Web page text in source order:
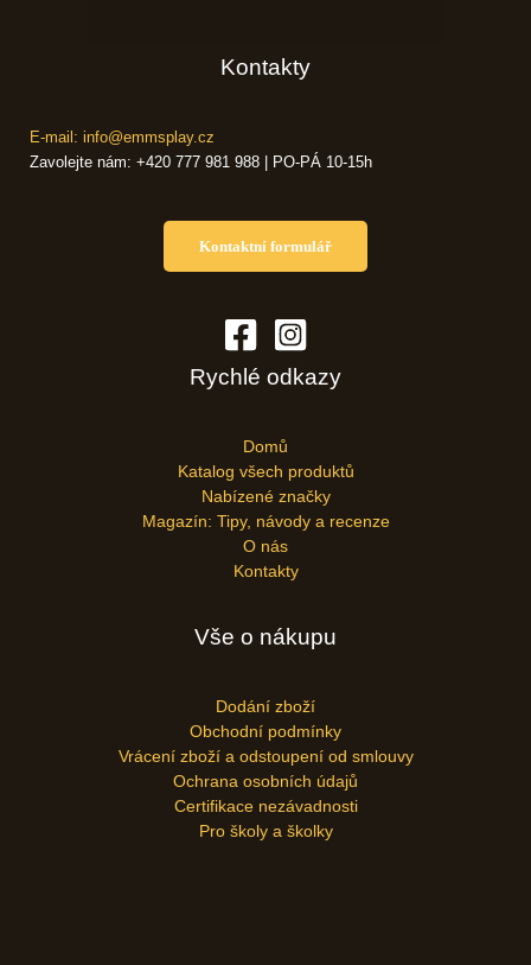
Kontakty
E-mail: info@emmsplay.cz
Zavolejte nám: +420 777 981 988 | PO-PÁ 10-15h
Kontaktní formulář
Rychlé odkazy
Domů
Katalog všech produktů
Nabízené značky
Magazín: Tipy, návody a recenze
O nás
Kontakty
Vše o nákupu
Dodání zboží
Obchodní podmínky
Vrácení zboží a odstoupení od smlouvy
Ochrana osobních údajů
Certifikace nezávadnosti
Pro školy a školky